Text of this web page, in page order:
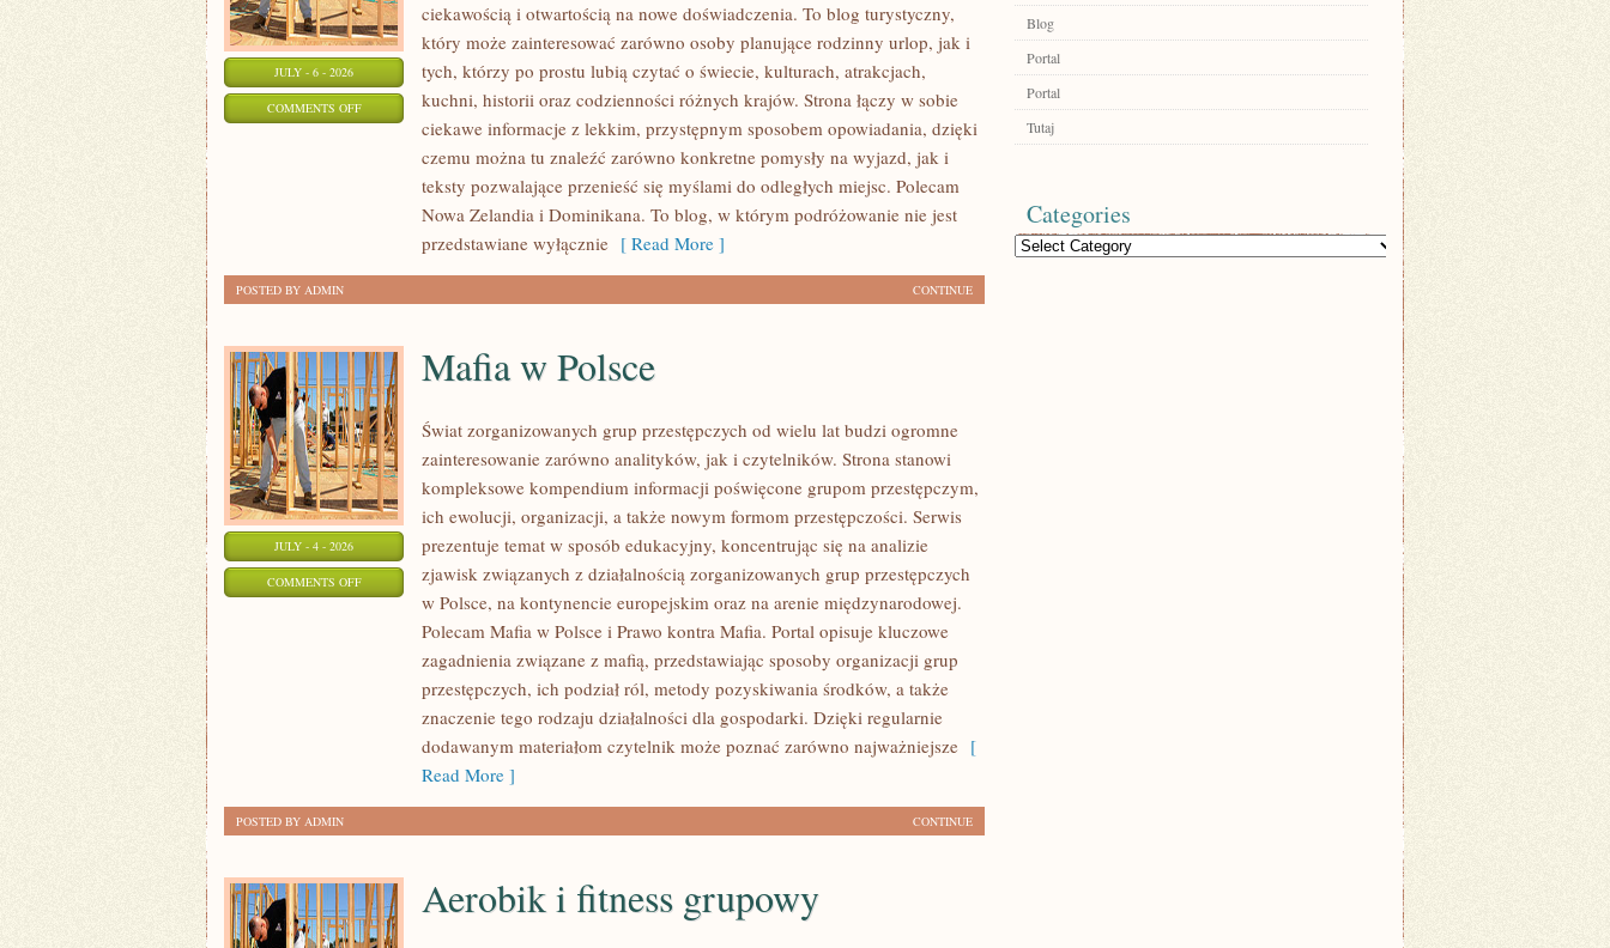
JULY - 6 - 2026
COMMENTS OFFON
ciekawością i otwartością na nowe doświadczenia. To blog turystyczny,
który może zainteresować zarówno osoby planujące rodzinny urlop, jak i
tych, którzy po prostu lubią czytać o świecie, kulturach, atrakcjach,
kuchni, historii oraz codzienności różnych krajów. Strona łączy w sobie
ciekawe informacje z lekkim, przystępnym sposobem opowiadania, dzięki
czemu można tu znaleźć zarówno konkretne pomysły na wyjazd, jak i
teksty pozwalające przenieść się myślami do odległych miejsc. Polecam
Nowa Zelandia i Dominikana. To blog, w którym podróżowanie nie jest
przedstawiane wyłącznie [ Read More ]
CONTINUE
POSTED BY ADMIN
JULY - 4 - 2026
COMMENTS OFFON
Mafia w Polsce
Świat zorganizowanych grup przestępczych od wielu lat budzi ogromne
zainteresowanie zarówno analityków, jak i czytelników. Strona stanowi
kompleksowe kompendium informacji poświęcone grupom przestępczym,
ich ewolucji, organizacji, a także nowym formom przestępczości. Serwis
prezentuje temat w sposób edukacyjny, koncentrując się na analizie
zjawisk związanych z działalnością zorganizowanych grup przestępczych
w Polsce, na kontynencie europejskim oraz na arenie międzynarodowej.
Polecam Mafia w Polsce i Prawo kontra Mafia. Portal opisuje kluczowe
zagadnienia związane z mafią, przedstawiając sposoby organizacji grup
przestępczych, ich podział ról, metody pozyskiwania środków, a także
znaczenie tego rodzaju działalności dla gospodarki. Dzięki regularnie
dodawanym materiałom czytelnik może poznać zarówno najważniejsze [
Read More ]
CONTINUE
POSTED BY ADMIN
Aerobik i fitness grupowy
Blog
Portal
Portal
Tutaj
Categories
Categories